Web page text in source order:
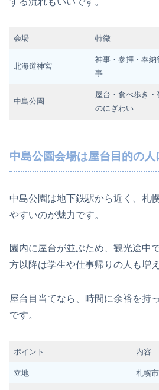
会場 特徴
北海道神宮
神事・参拝・奉納
事
中島公園
屋台・食べ歩き・
のにぎわい
中島公園会場は屋台目的の人
中島公園は地下鉄駅から近く、札
やすいのが魅力です。
園内に屋台が並ぶため、観光途中
方以降は学生や仕事帰りの人も増え
屋台目当てなら、時間に余裕を持
です。
ポイント 内容
立地 札幌